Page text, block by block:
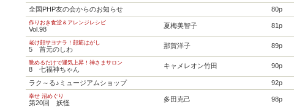
全国PHP友の会からのお知らせ 80p
作りおき食堂＆アレンジレシピ
Vol.98 夏梅美智子 81p
老け顔サヨナラ！顔筋はがし
5 首元のしわ 那賀洋子 89p
眺めるだけで運気上昇！神さまサロン
8 七福神ちゃん キャメレオン竹田 90p
ラク～る♪ミュージアムショップ 92p
幸せ 沼めぐり
第20回 妖怪 多田克己 98p